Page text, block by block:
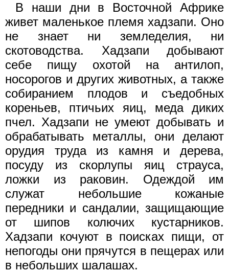
В наши дни в Восточной Африке
живет маленькое племя хадзапи. Оно
не знает ни земледелия, ни
скотоводства. Хадзапи добывают
себе пищу охотой на антилоп,
носорогов и других животных, а также
собиранием плодов и съедобных
кореньев, птичьих яиц, меда диких
пчел. Хадзапи не умеют добывать и
обрабатывать металлы, они делают
орудия труда из камня и дерева,
посуду из скорлупы яиц страуса,
ложки из раковин. Одеждой им
служат небольшие кожаные
передники и сандалии, защищающие
от шипов колючих кустарников.
Хадзапи кочуют в поисках пищи, от
непогоды они прячутся в пещерах или
в небольших шалашах.